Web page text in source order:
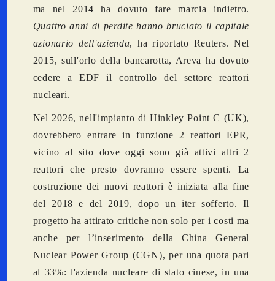
ma nel 2014 ha dovuto fare marcia indietro.
Quattro anni di perdite hanno bruciato il capitale
azionario dell'azienda, ha riportato Reuters. Nel
2015, sull'orlo della bancarotta, Areva ha dovuto
cedere a EDF il controllo del settore reattori
nucleari.
Nel 2026, nell'impianto di Hinkley Point C (UK),
dovrebbero entrare in funzione 2 reattori EPR,
vicino al sito dove oggi sono già attivi altri 2
reattori che presto dovranno essere spenti. La
costruzione dei nuovi reattori è iniziata alla fine
del 2018 e del 2019, dopo un iter sofferto. Il
progetto ha attirato critiche non solo per i costi ma
anche per l’inserimento della China General
Nuclear Power Group (CGN), per una quota pari
al 33%: l'azienda nucleare di stato cinese, in una